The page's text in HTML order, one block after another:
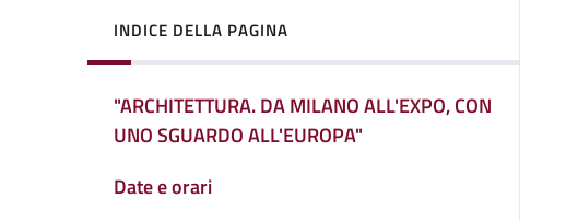
INDICE DELLA PAGINA
"ARCHITETTURA. DA MILANO ALL'EXPO, CON
UNO SGUARDO ALL'EUROPA"
Date e orari